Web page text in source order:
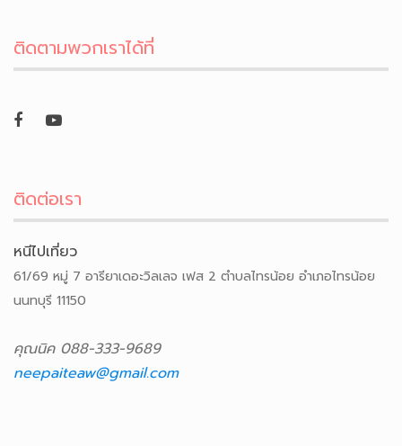
ติดตามพวกเราได้ที่
ติดต่อเรา
หนีไปเที่ยว
61/69 หมู่ 7 อารียาเดอะวิลเลจ เฟส 2 ตำบลไทรน้อย อำเภอไทรน้อย
นนทบุรี 11150
คุณนิค 088-333-9689
neepaiteaw@gmail.com